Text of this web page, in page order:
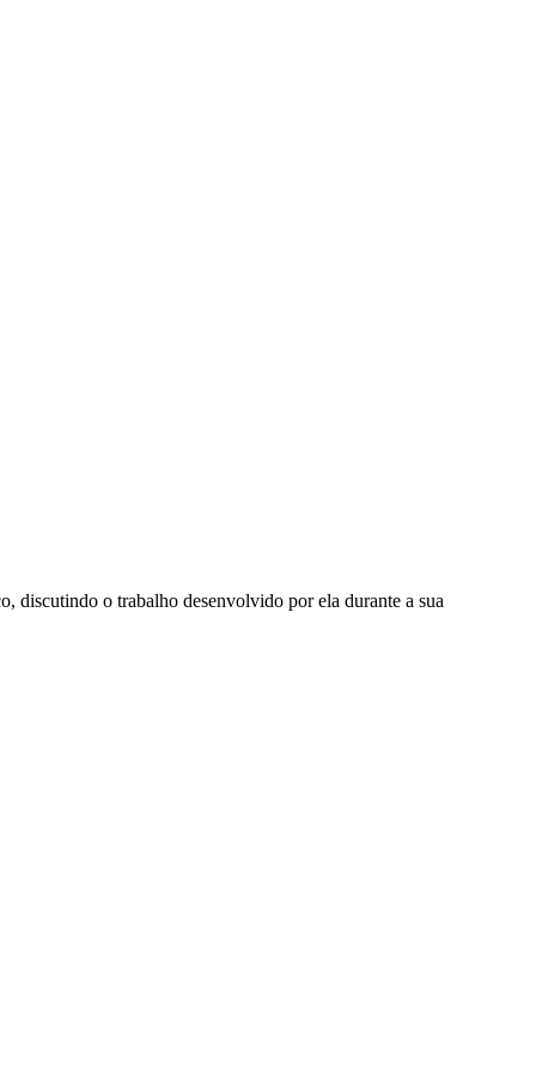
discutindo o trabalho desenvolvido por ela durante a sua